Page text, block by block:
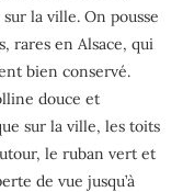
la ville. On pousse
rares en Alsace, qui
bien conservé.
douce et
sur la ville, les toits
le ruban vert et
de vue jusqu’à